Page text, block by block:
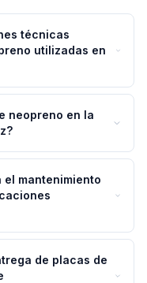
técnicas
utilizadas en
neopreno en la
mantenimiento
de placas de